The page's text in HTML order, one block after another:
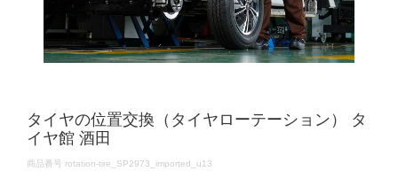
タイヤの位置交換（タイヤローテーション） タ
イヤ館 酒田
DETAILS
商品番号 rotation-tire_SP2973_imported_u13